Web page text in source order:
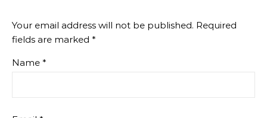
Your email address will not be published. Required
fields are marked *
Name *